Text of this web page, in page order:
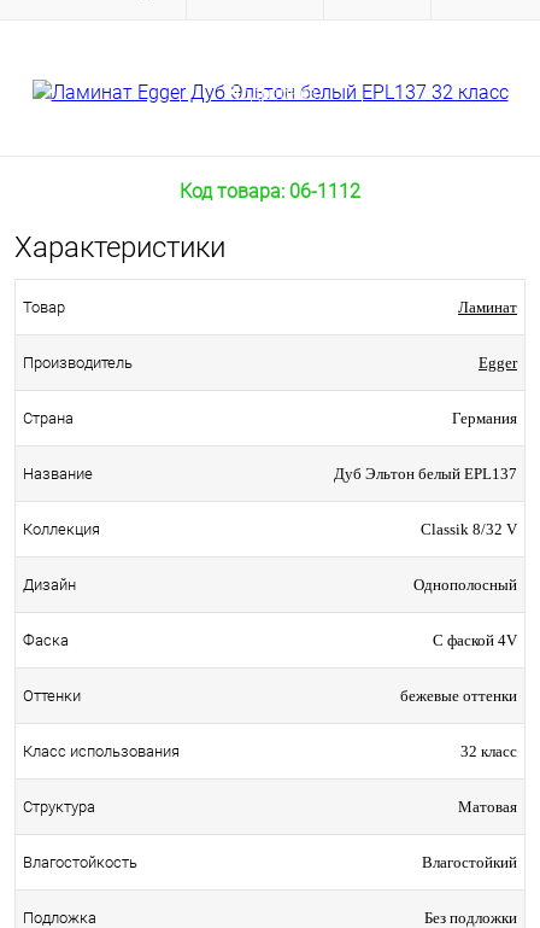
Подробнее
Код товара: 06-1112
Характеристики
Товар Ламинат
Производитель Egger
Страна Германия
Название Дуб Эльтон белый EPL137
Коллекция Classik 8/32 V
Дизайн Однополосный
Фаска С фаской 4V
Оттенки бежевые оттенки
Класс использования 32 класс
Структура Матовая
Влагостойкость Влагостойкий
Подложка Без подложки